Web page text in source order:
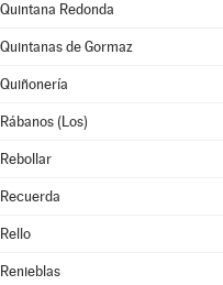
Quintana Redonda
Quintanas de Gormaz
Quiñonería
Rábanos (Los)
Rebollar
Recuerda
Rello
Renieblas